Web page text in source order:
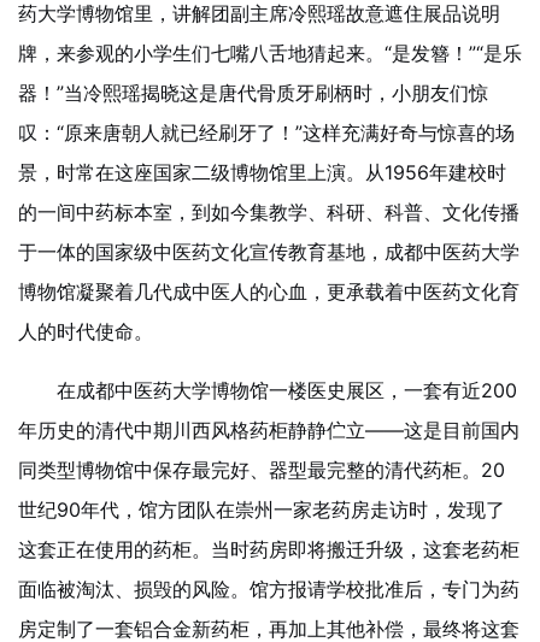
药大学博物馆里，讲解团副主席冷熙瑶故意遮住展品说明
牌，来参观的小学生们七嘴八舌地猜起来。“是发簪！”“是乐
器！”当冷熙瑶揭晓这是唐代骨质牙刷柄时，小朋友们惊
叹：“原来唐朝人就已经刷牙了！”这样充满好奇与惊喜的场
景，时常在这座国家二级博物馆里上演。从1956年建校时
的一间中药标本室，到如今集教学、科研、科普、文化传播
于一体的国家级中医药文化宣传教育基地，成都中医药大学
博物馆凝聚着几代成中医人的心血，更承载着中医药文化育
人的时代使命。
在成都中医药大学博物馆一楼医史展区，一套有近200
年历史的清代中期川西风格药柜静静伫立——这是目前国内
同类型博物馆中保存最完好、器型最完整的清代药柜。20
世纪90年代，馆方团队在崇州一家老药房走访时，发现了
这套正在使用的药柜。当时药房即将搬迁升级，这套老药柜
面临被淘汰、损毁的风险。馆方报请学校批准后，专门为药
房定制了一套铝合金新药柜，再加上其他补偿，最终将这套